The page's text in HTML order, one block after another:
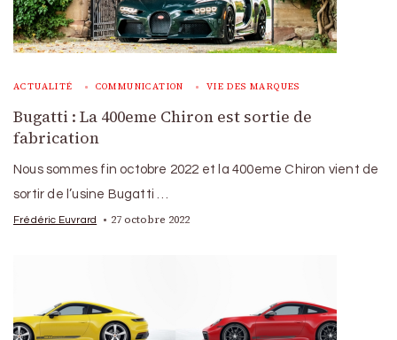
ACTUALITÉ COMMUNICATION VIE DES MARQUES
Bugatti : La 400eme Chiron est sortie de
fabrication
Nous sommes fin octobre 2022 et la 400eme Chiron vient de
sortir de l’usine Bugatti …
Frédéric Euvrard 27 octobre 2022